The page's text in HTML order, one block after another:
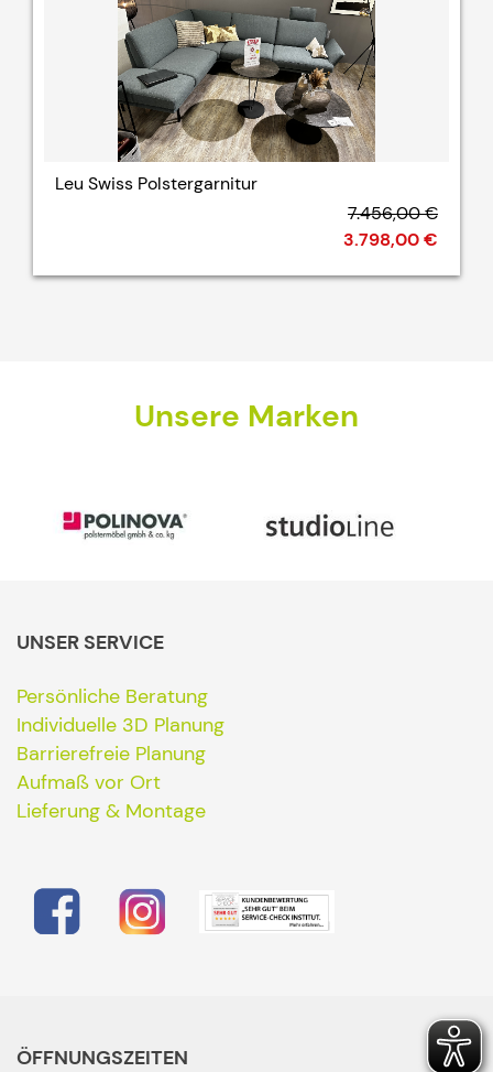
Leu Swiss Polstergarnitur
7.456,00 €
3.798,00 €
Unsere Marken
UNSER SERVICE
Persönliche Beratung
Individuelle 3D Planung
Barrierefreie Planung
Aufmaß vor Ort
Lieferung & Montage
ÖFFNUNGSZEITEN